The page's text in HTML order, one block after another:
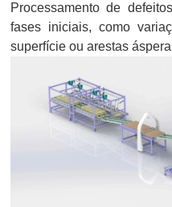
Processamento de
fases iniciais, como
superfície ou arestas